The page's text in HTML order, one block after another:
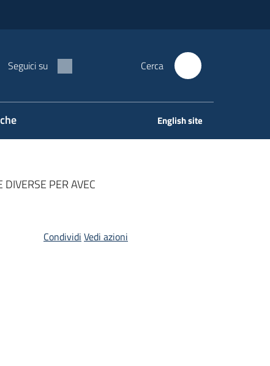
Seguici su Cerca
English site
PER AVEC
Condividi Vedi azioni